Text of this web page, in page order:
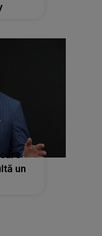
un